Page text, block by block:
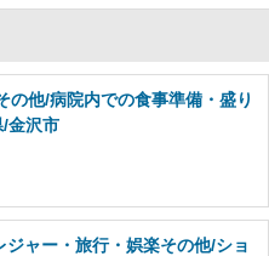
の他/病院内での食事準備・盛り
金沢市
ャー・旅行・娯楽その他/ショ